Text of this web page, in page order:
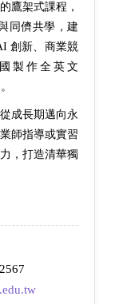
鷹架式課程，
同儕共學，建
創新、商業競
製作全英文
成長期邁向永
師指導或實習
，打造清華獨